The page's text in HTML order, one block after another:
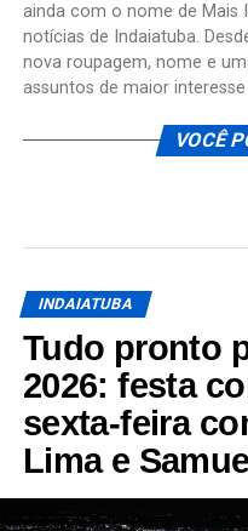
ainda com o nome de Mais
notícias de Indaiatuba.
nova roupagem, nome e
assuntos de maior
VOCÊ
INDAIATUBA
Tudo pronto
2026: festa
sexta-feira
Lima e